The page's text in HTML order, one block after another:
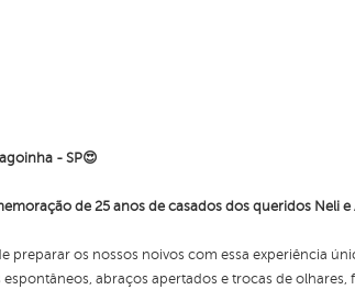
- SP😍
de 25 anos de casados dos queridos Neli e
preparar os nossos noivos com essa experiência
abraços apertados e trocas de olhares,